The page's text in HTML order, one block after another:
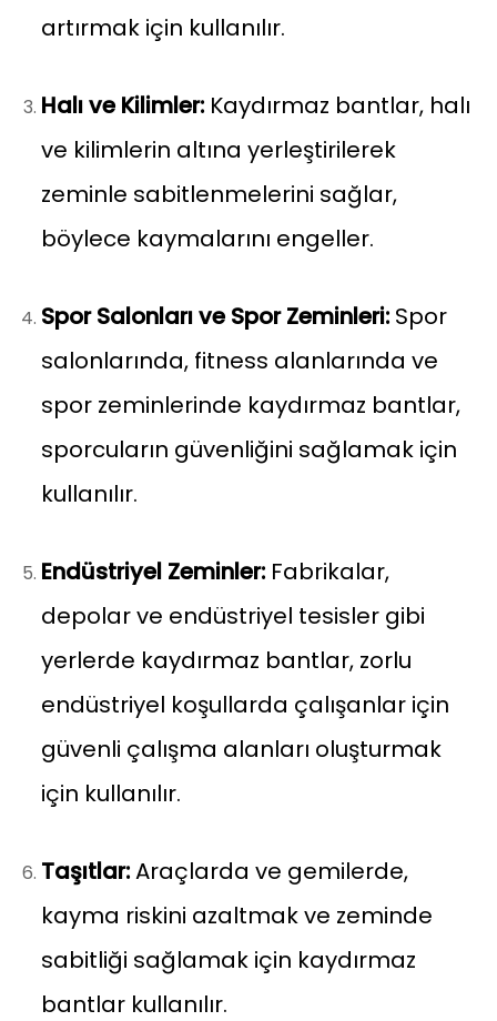
artırmak için kullanılır.
Halı ve Kilimler: Kaydırmaz bantlar, halı
ve kilimlerin altına yerleştirilerek
zeminle sabitlenmelerini sağlar,
böylece kaymalarını engeller.
Spor Salonları ve Spor Zeminleri: Spor
salonlarında, fitness alanlarında ve
spor zeminlerinde kaydırmaz bantlar,
sporcuların güvenliğini sağlamak için
kullanılır.
Endüstriyel Zeminler: Fabrikalar,
depolar ve endüstriyel tesisler gibi
yerlerde kaydırmaz bantlar, zorlu
endüstriyel koşullarda çalışanlar için
güvenli çalışma alanları oluşturmak
için kullanılır.
Taşıtlar:Araçlarda ve gemilerde,
kayma riskini azaltmak ve zeminde
sabitliği sağlamak için kaydırmaz
bantlar kullanılır.